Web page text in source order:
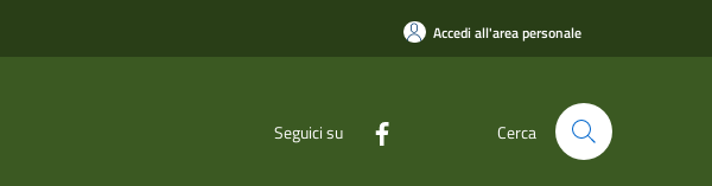
Accedi all'area personale
Seguici su Cerca